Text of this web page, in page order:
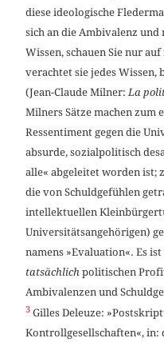
diese ideologische
sich an die Ambivalenz
Wissen, schauen Sie nur
verachtet sie jedes Wissen,
(Jean-Claude Milner: La
Milners Sätze machen zum
Ressentiment gegen die
absurde, sozialpolitisch
alle« abgeleitet worden ist;
die von Schuldgefühlen
intellektuellen
Universitätsangehörigen)
namens »Evaluation«. Es
tatsächlich politischen
Ambivalenzen und
3 Gilles Deleuze:
Kontrollgesellschaften«, in: